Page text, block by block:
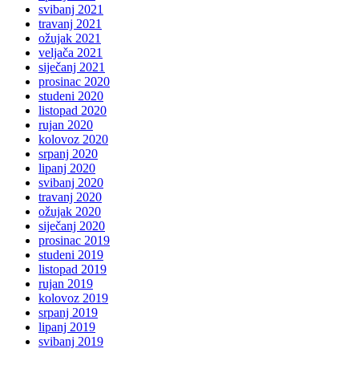
svibanj 2021
travanj 2021
ožujak 2021
veljača 2021
siječanj 2021
prosinac 2020
studeni 2020
listopad 2020
rujan 2020
kolovoz 2020
srpanj 2020
lipanj 2020
svibanj 2020
travanj 2020
ožujak 2020
siječanj 2020
prosinac 2019
studeni 2019
listopad 2019
rujan 2019
kolovoz 2019
srpanj 2019
lipanj 2019
svibanj 2019